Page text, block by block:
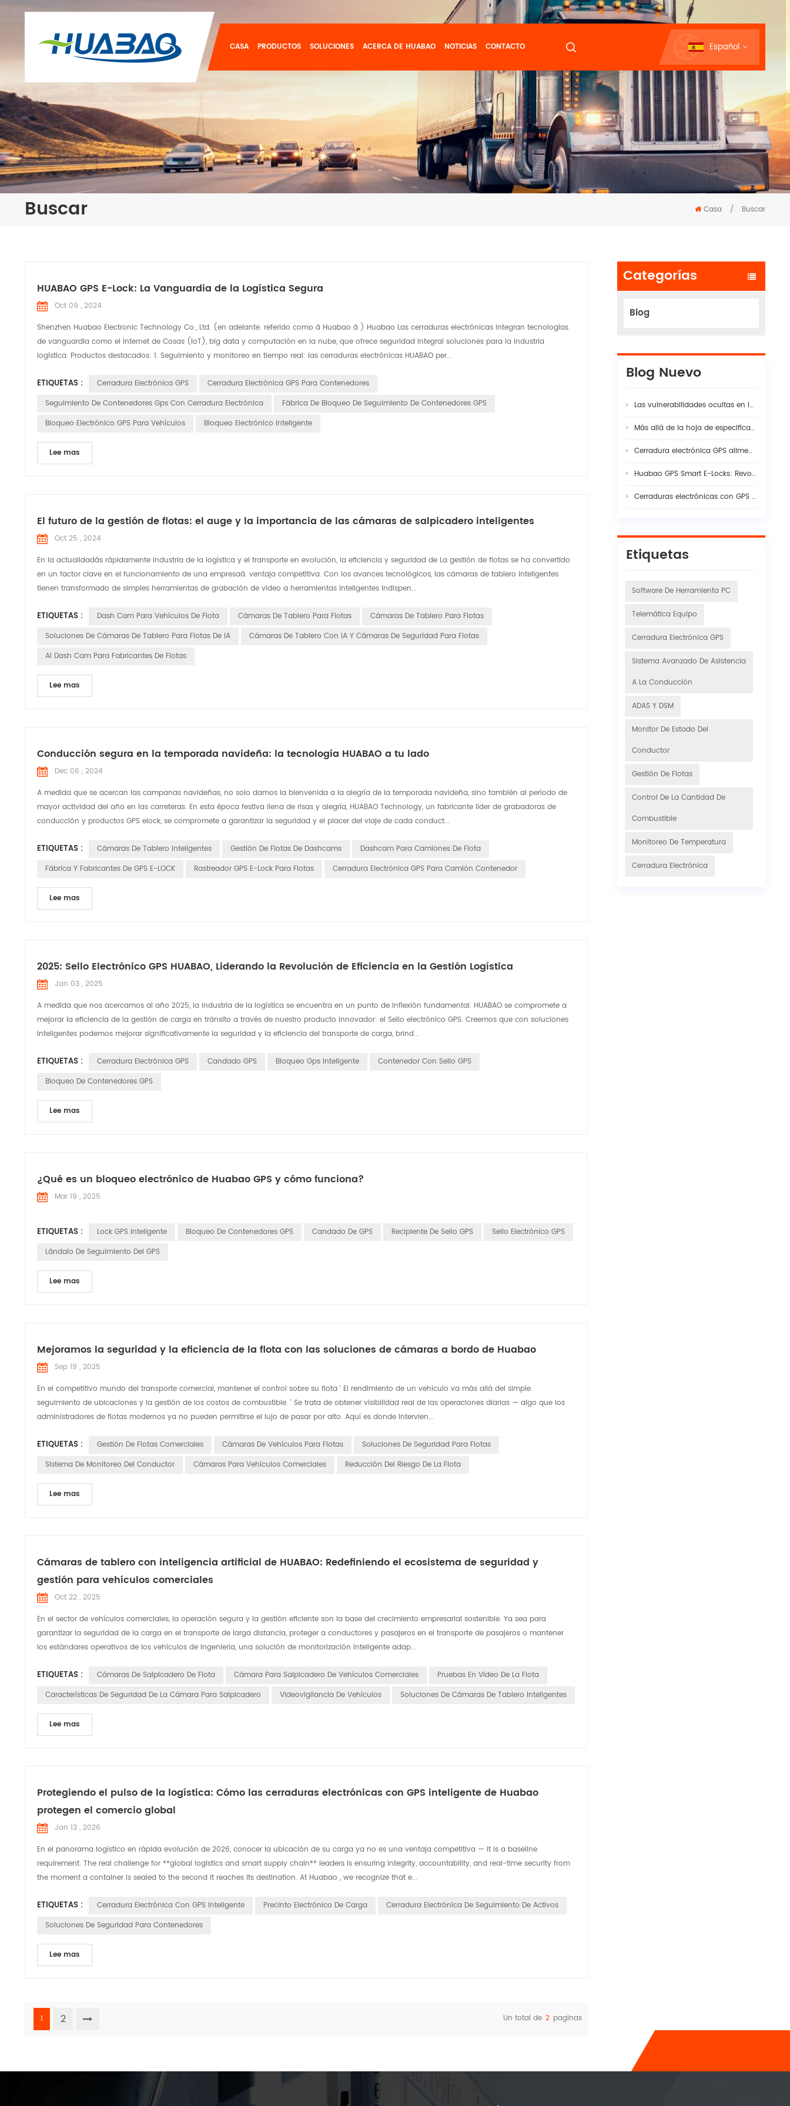
CASA PRODUCTOS SOLUCIONES ACERCA DE HUABAO NOTICIAS CONTACTO Español
Buscar Casa / Buscar
HUABAO GPS E-Lock: La Vanguardia de la Logística Segura
Oct 09 , 2024
Shenzhen Huabao Electronic Technology Co., Ltd. (en adelante. referido como â Huabao â ) Huabao Las cerraduras electrónicas integran tecnologías
de vanguardia como el Internet de Cosas (IoT), big data y computación en la nube, que ofrece seguridad integral soluciones para la industria
logística. Productos destacados: 1. Seguimiento y monitoreo en tiempo real: las cerraduras electrónicas HUABAO per...
ETIQUETAS : Cerradura Electrónica GPS
Cerradura Electrónica GPS Para Contenedores
Seguimiento De Contenedores Gps Con Cerradura Electrónica
Fábrica De Bloqueo De Seguimiento De Contenedores GPS
Bloqueo Electrónico GPS Para Vehículos
Bloqueo Electrónico Inteligente
Lee mas
El futuro de la gestión de flotas: el auge y la importancia de las cámaras de salpicadero inteligentes
Oct 25 , 2024
En la actualidadâs rápidamente industria de la logística y el transporte en evolución, la eficiencia y seguridad de La gestión de flotas se ha convertido
en un factor clave en el funcionamiento de una empresaâ. ventaja competitiva. Con los avances tecnológicos, las cámaras de tablero inteligentes
tienen transformado de simples herramientas de grabación de video a herramientas inteligentes indispen...
ETIQUETAS : Dash Cam Para Vehículos De Flota Cámaras De Tablero Para Flotas
Cámaras De Tablero Para Flotas
Soluciones De Cámaras De Tablero Para Flotas De IA
Cámaras De Tablero Con IA Y Cámaras De Seguridad Para Flotas
AI Dash Cam Para Fabricantes De Flotas
Lee mas
Conducción segura en la temporada navideña: la tecnología HUABAO a tu lado
Dec 06 , 2024
A medida que se acercan las campanas navideñas, no solo damos la bienvenida a la alegría de la temporada navideña, sino también al período de
mayor actividad del año en las carreteras. En esta época festiva llena de risas y alegría, HUABAO Technology, un fabricante líder de grabadoras de
conducción y productos GPS elock, se compromete a garantizar la seguridad y el placer del viaje de cada conduct...
ETIQUETAS : Cámaras De Tablero Inteligentes Gestión De Flotas De Dashcams
Dashcam Para Camiones De Flota
Fábrica Y Fabricantes De GPS E-LOCK
Rastreador GPS E-Lock Para Flotas Cerradura Electrónica GPS Para Camión Contenedor
Lee mas
2025: Sello Electrónico GPS HUABAO, Liderando la Revolución de Eficiencia en la Gestión Logística
Jan 03 , 2025
A medida que nos acercamos al año 2025, la industria de la logística se encuentra en un punto de inflexión fundamental. HUABAO se compromete a
mejorar la eficiencia de la gestión de carga en tránsito a través de nuestro producto innovador: el Sello electrónico GPS. Creemos que con soluciones
inteligentes podemos mejorar significativamente la seguridad y la eficiencia del transporte de carga, brind...
ETIQUETAS : Cerradura Electrónica GPS Candado GPS Bloqueo Gps Inteligente
Contenedor Con Sello GPS
Bloqueo De Contenedores GPS
Lee mas
¿Qué es un bloqueo electrónico de Huabao GPS y cómo funciona?
Mar 19 , 2025
ETIQUETAS : Lock GPS Inteligente Bloqueo De Contenedores GPS Candado De GPS Recipiente De Sello GPS
Sello Electrónico GPS
Lándalo De Seguimiento Del GPS
Lee mas
Mejoramos la seguridad y la eficiencia de la flota con las soluciones de cámaras a bordo de Huabao
Sep 19 , 2025
En el competitivo mundo del transporte comercial, mantener el control sobre su flota ' El rendimiento de un vehículo va más allá del simple
seguimiento de ubicaciones y la gestión de los costos de combustible. ' Se trata de obtener visibilidad real de las operaciones diarias — algo que los
administradores de flotas modernos ya no pueden permitirse el lujo de pasar por alto. Aquí es donde intervien...
ETIQUETAS : Gestión De Flotas Comerciales Cámaras De Vehículos Para Flotas
Soluciones De Seguridad Para Flotas
Sistema De Monitoreo Del Conductor
Cámaras Para Vehículos Comerciales Reducción Del Riesgo De La Flota
Lee mas
Cámaras de tablero con inteligencia artificial de HUABAO: Redefiniendo el ecosistema de seguridad y
gestión para vehículos comerciales
Oct 22 , 2025
En el sector de vehículos comerciales, la operación segura y la gestión eficiente son la base del crecimiento empresarial sostenible. Ya sea para
garantizar la seguridad de la carga en el transporte de larga distancia, proteger a conductores y pasajeros en el transporte de pasajeros o mantener
los estándares operativos de los vehículos de ingeniería, una solución de monitorización inteligente adap...
ETIQUETAS : Cámaras De Salpicadero De Flota Cámara Para Salpicadero De Vehículos Comerciales
Pruebas En Video De La Flota
Características De Seguridad De La Cámara Para Salpicadero
Videovigilancia De Vehículos Soluciones De Cámaras De Tablero Inteligentes
Lee mas
Protegiendo el pulso de la logística: Cómo las cerraduras electrónicas con GPS inteligente de Huabao
protegen el comercio global
Jan 13 , 2026
En el panorama logístico en rápida evolución de 2026, conocer la ubicación de su carga ya no es una ventaja competitiva — it is a baseline
requirement. The real challenge for **global logistics and smart supply chain** leaders is ensuring integrity, accountability, and real-time security from
the moment a container is sealed to the second it reaches its destination. At Huabao , we recognize that e...
ETIQUETAS : Cerradura Electrónica Con GPS Inteligente Precinto Electrónico De Carga
Cerradura Electrónica De Seguimiento De Activos
Soluciones De Seguridad Para Contenedores
Lee mas
1 2 Un total de 2 paginas
Categorías
Blog
Blog Nuevo
Las vulnerabilidades ocultas en las cadenas modernas de suministro logístico
Más allá de la hoja de especificaciones: por qué la verdadera estabilidad de la cámara de tablero con IA para flotas requiere una sinergia rigurosa entre hardware y firmware
Cerradura electrónica GPS alimentada por energía solar: La guía completa para la seguridad inteligente de la carga en 2026
Huabao GPS Smart E-Locks: Revolutionizing Customs Efficiency & Cross-Border Logistics with Digital Border Control
Cerraduras electrónicas con GPS vs. precintos tradicionales: Ingeniería de visibilidad en la seguridad moderna de la carga
Etiquetas
Software De Herramienta PC
Telemática Equipo
Cerradura Electrónica GPS
Sistema Avanzado De Asistencia
A La Conducción
ADAS Y DSM
Monitor De Estado Del
Conductor
Gestión De Flotas
Control De La Cantidad De
Combustible
Monitoreo De Temperatura
Cerradura Electrónica